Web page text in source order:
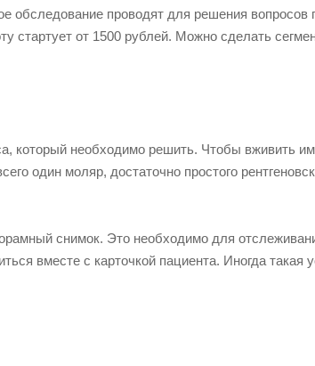
обследование проводят для решения вопросов
стартует от 1500 рублей. Можно сделать
который необходимо решить. Чтобы вживить
один моляр, достаточно простого
снимок. Это необходимо для
вместе с карточкой пациента. Иногда такая